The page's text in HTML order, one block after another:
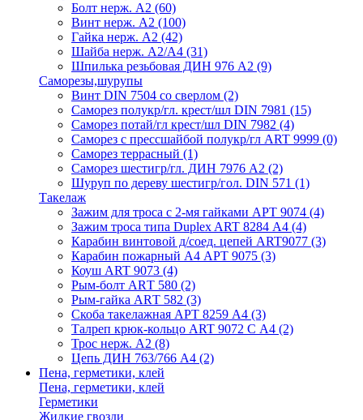
Болт нерж. А2 (60)
Винт нерж. А2 (100)
Гайка нерж. А2 (42)
Шайба нерж. А2/А4 (31)
Шпилька резьбовая ДИН 976 А2 (9)
Саморезы,шурупы
Винт DIN 7504 со сверлом (2)
Саморез полукр/гл. крест/шл DIN 7981 (15)
Саморез потай/гл крест/шл DIN 7982 (4)
Саморез с прессшайбой полукр/гл ART 9999 (0)
Саморез террасный (1)
Саморез шестигр/гл. ДИН 7976 А2 (2)
Шуруп по дереву шестигр/гол. DIN 571 (1)
Такелаж
Зажим для троса с 2-мя гайками АРТ 9074 (4)
Зажим троса типа Duplex ART 8284 А4 (4)
Карабин винтовой д/соед. цепей ART9077 (3)
Карабин пожарный А4 АРТ 9075 (3)
Коуш ART 9073 (4)
Рым-болт АRТ 580 (2)
Рым-гайка АRТ 582 (3)
Скоба такелажная АРТ 8259 А4 (3)
Талреп крюк-кольцо ART 9072 С A4 (2)
Трос нерж. А2 (8)
Цепь ДИН 763/766 А4 (2)
Пена, герметики, клей
Пена, герметики, клей
Герметики
Жидкие гвозди